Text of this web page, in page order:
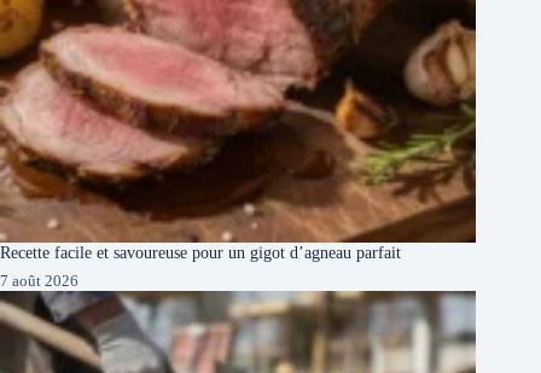
Recette facile et savoureuse pour un gigot d’agneau parfait
7 août 2026